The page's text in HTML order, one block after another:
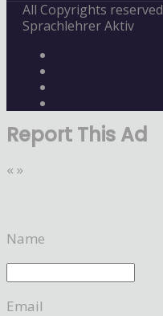
All Copyrights
Sprachlehrer Aktiv
Report This Ad
« »
Name
Email